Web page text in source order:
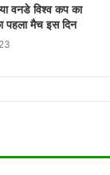
वनडे विश्व कप का
पहला मैच इस दिन